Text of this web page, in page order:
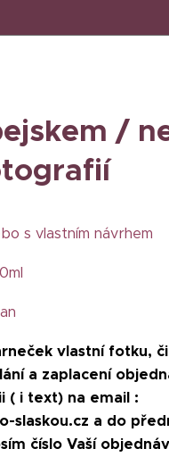
/
s vlastním návrhem
vlastní fotku,
a zaplacení
i text) na email :
slaskou.cz a do
číslo Vaší